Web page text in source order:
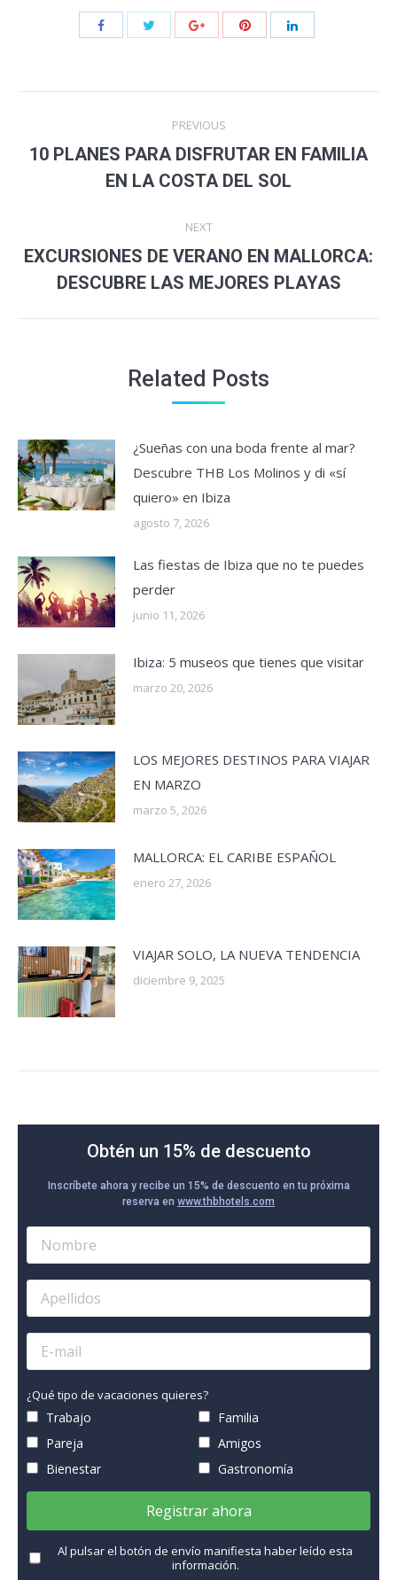
navigation
PREVIOUS
Previous
post:
10 PLANES PARA DISFRUTAR EN FAMILIA
EN LA COSTA DEL SOL
NEXT
Next
post:
EXCURSIONES DE VERANO EN MALLORCA:
DESCUBRE LAS MEJORES PLAYAS
Related Posts
¿Sueñas con una boda frente al mar?
Descubre THB Los Molinos y di «sí
quiero» en Ibiza
agosto 7, 2026
Las fiestas de Ibiza que no te puedes
perder
junio 11, 2026
Ibiza: 5 museos que tienes que visitar
marzo 20, 2026
LOS MEJORES DESTINOS PARA VIAJAR
EN MARZO
marzo 5, 2026
MALLORCA: EL CARIBE ESPAÑOL
enero 27, 2026
VIAJAR SOLO, LA NUEVA TENDENCIA
diciembre 9, 2025
Obtén un 15% de descuento
Inscríbete ahora y recibe un 15% de descuento en tu próxima
reserva en www.thbhotels.com
¿Qué tipo de vacaciones quieres?
Trabajo
Familia
Pareja
Amigos
Bienestar
Gastronomía
Registrar ahora
Al pulsar el botón de envío manifiesta haber leído esta
información.